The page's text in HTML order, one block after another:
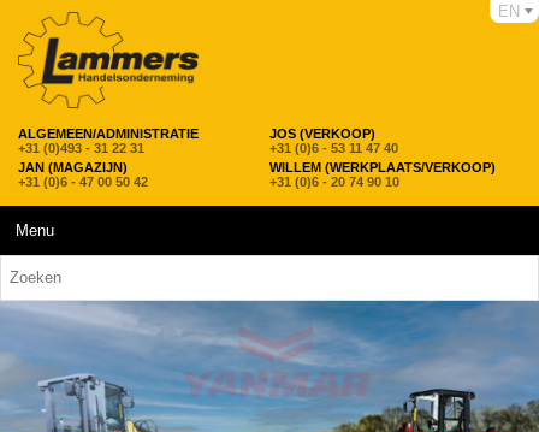
ALGEMEEN/ADMINISTRATIE
+31 (0)493 - 31 22 31
JOS (VERKOOP)
+31 (0)6 - 53 11 47 40
JAN (MAGAZIJN)
+31 (0)6 - 47 00 50 42
WILLEM (WERKPLAATS/VERKOOP)
+31 (0)6 - 20 74 90 10
EN
Menu